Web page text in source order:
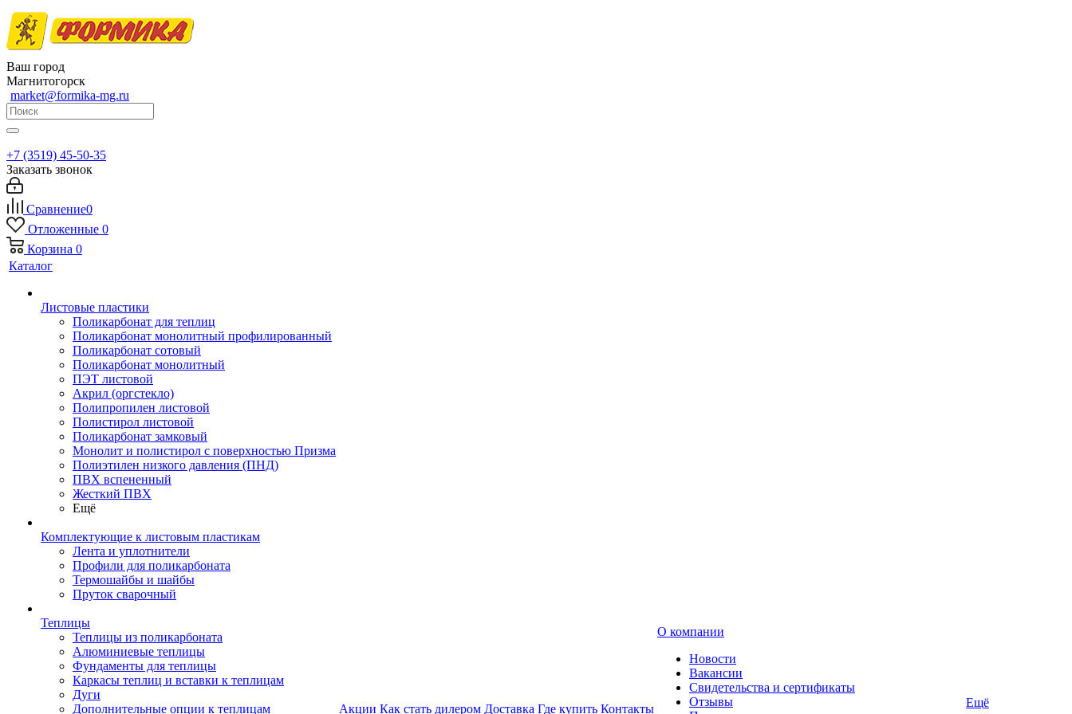
Ваш город
Магнитогорск
market@formika-mg.ru
+7 (3519) 45-50-35
Заказать звонок
Сравнение0
Отложенные 0
Корзина 0
Каталог
Листовые пластики
Поликарбонат для теплиц
Поликарбонат монолитный профилированный
Поликарбонат сотовый
Поликарбонат монолитный
ПЭТ листовой
Акрил (оргстекло)
Полипропилен листовой
Полистирол листовой
Поликарбонат замковый
Монолит и полистирол с поверхностью Призма
Полиэтилен низкого давления (ПНД)
ПВХ вспененный
Жесткий ПВХ
Ещё
Комплектующие к листовым пластикам
Лента и уплотнители
Профили для поликарбоната
Термошайбы и шайбы
Пруток сварочный
Теплицы
Теплицы из поликарбоната
Алюминиевые теплицы
Фундаменты для теплицы
Каркасы теплиц и вставки к теплицам
Дуги
Дополнительные опции к теплицам
Акции Как стать дилером Доставка Где купить Контакты
О компании
Новости
Вакансии
Свидетельства и сертификаты
Отзывы
Ещё